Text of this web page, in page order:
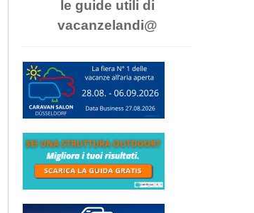
le guide utili di
vacanzelandi@